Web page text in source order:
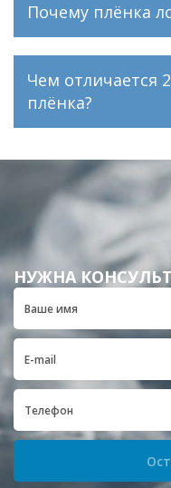
Почему плёнка
Чем отличается
плёнка?
НУЖНА